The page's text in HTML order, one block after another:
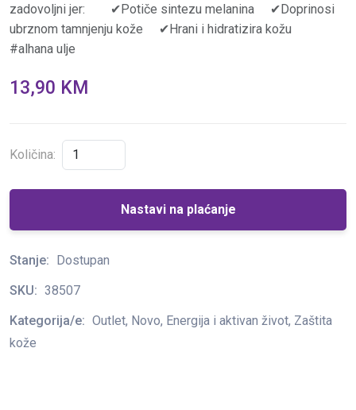
zadovoljni jer:⠀ ⠀ ✔Potiče sintezu melanina ⠀ ✔Doprinosi
ubrznom tamnjenju kože ⠀ ✔Hrani i hidratizira kožu⠀
#alhana ulje
13,90 KM
Količina:
Nastavi na plaćanje
Stanje: Dostupan
SKU: 38507
Kategorija/e: Outlet, Novo, Energija i aktivan život, Zaštita
kože